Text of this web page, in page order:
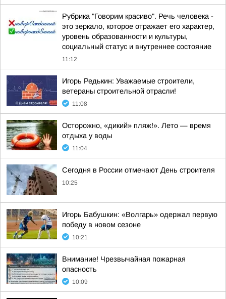
Рубрика "Говорим красиво". Речь человека -
это зеркало, которое отражает его характер,
уровень образованности и культуры,
социальный статус и внутреннее состояние
11:12
Игорь Редькин: Уважаемые строители,
ветераны строительной отрасли!
11:08
Осторожно, «дикий» пляж!». Лето — время
отдыха у воды
11:04
Сегодня в России отмечают День строителя
10:25
Игорь Бабушкин: «Волгарь» одержал первую
победу в новом сезоне
10:21
Внимание! Чрезвычайная пожарная
опасность
10:09